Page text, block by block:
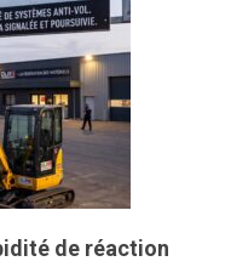
de réaction